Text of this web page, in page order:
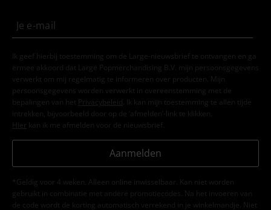
Ik geef hierbij toestemming om de Large-nieuwsbrief te ontvangen en ga
ermee akkoord dat Large Popmerchandising B.V. mijn persoonsgegevens
verwerkt om mij regelmatig te informeren over producten. Mijn
persoonsgegevens worden verwerkt in overeenstemming met de
bepalingen van het
Privacybeleid . Ik kan mijn toestemming te allen tijde
intrekken, bijvoorbeeld door op de ‘afmelden’-link te klikken.
Hier kan ik me afmelden voor de nieuwsbrief.
Aanmelden
*Geldig voor 4 weken. Alleen online inwisselbaar. Kan niet worden
gebruikt in combinatie met andere promotiecodes. Na het invoeren van
de code wordt de korting automatisch verrekend in je winkelmandje. Niet